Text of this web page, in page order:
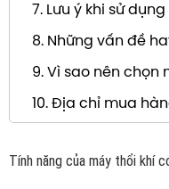
7. Lưu ý khi sử
8. Những vấn đề
9. Vì sao nên chọn
10. Địa chỉ mua
Tính năng của máy thổi khí